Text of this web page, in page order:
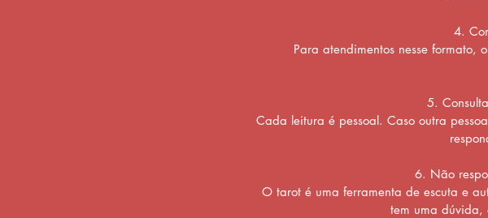
4.
Para atendimentos nesse
5.
Cada leitura é pessoal. Caso outra
6. Não
O tarot é uma ferramenta de escuta e
tem uma dúvida,